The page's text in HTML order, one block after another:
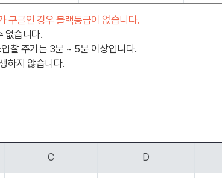
구글인 경우 블랙등급이 없습니다.
없습니다.
찰 주기는 3분 ~ 5분 이상입니다.
하지 않습니다.
C D